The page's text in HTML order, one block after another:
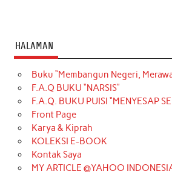
HALAMAN
Buku “Membangun Negeri,
F.A.Q BUKU “NARSIS”
F.A.Q. BUKU PUISI “MENYESAP
Front Page
Karya & Kiprah
KOLEKSI E-BOOK
Kontak Saya
MY ARTICLE @YAHOO